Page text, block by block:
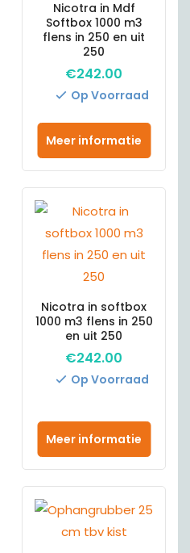
Nicotra in Mdf
Softbox 1000 m3
flens in 250 en uit
250
€242.00
Meer informatie
Op Voorraad
Nicotra in softbox
1000 m3 flens in 250
en uit 250
€242.00
Meer informatie
Op Voorraad